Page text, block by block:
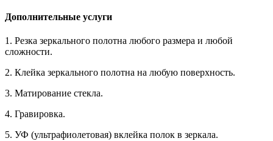
Дополнительные услуги
1. Резка зеркального полотна любого размера и любой
сложности.
2. Клейка зеркального полотна на любую поверхность.
3. Матирование стекла.
4. Гравировка.
5. УФ (ультрафиолетовая) вклейка полок в зеркала.